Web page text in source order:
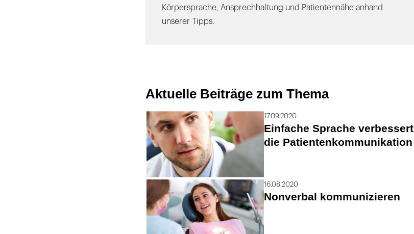
Körpersprache, Ansprechhaltung und Patientennähe anhand
unserer Tipps.
Aktuelle Beiträge zum Thema
17.09.2020
Einfache Sprache verbessert
die Patientenkommunikation
16.08.2020
Nonverbal kommunizieren